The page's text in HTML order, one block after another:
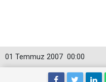
00:00
01 Temmuz 2007